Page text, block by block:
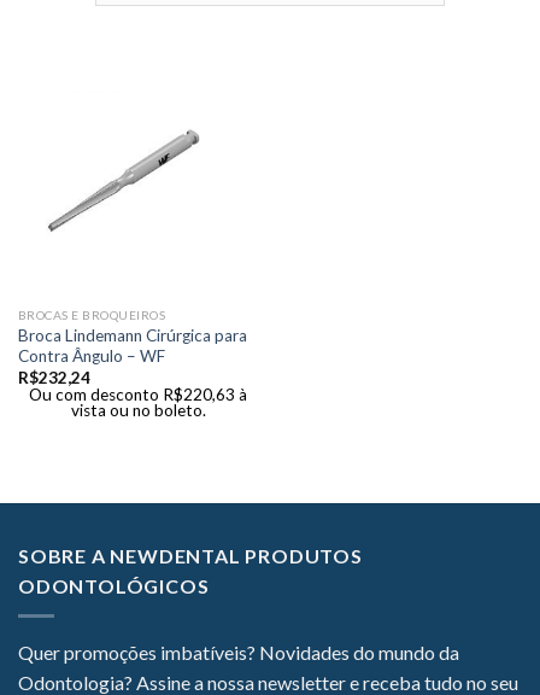
BROCAS E BROQUEIROS
Broca Lindemann Cirúrgica para
Contra Ângulo – WF
R$232,24
Ou com desconto R$220,63 à
vista ou no boleto.
SOBRE A NEWDENTAL PRODUTOS
ODONTOLÓGICOS
Quer promoções imbatíveis? Novidades do mundo da
Odontologia? Assine a nossa newsletter e receba tudo no seu